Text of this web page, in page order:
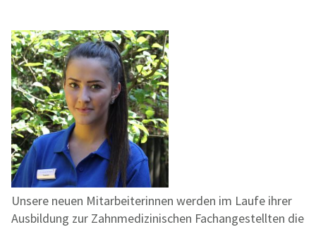
Unsere neuen Mitarbeiterinnen werden im Laufe ihrer
Ausbildung zur Zahnmedizinischen Fachangestellten die